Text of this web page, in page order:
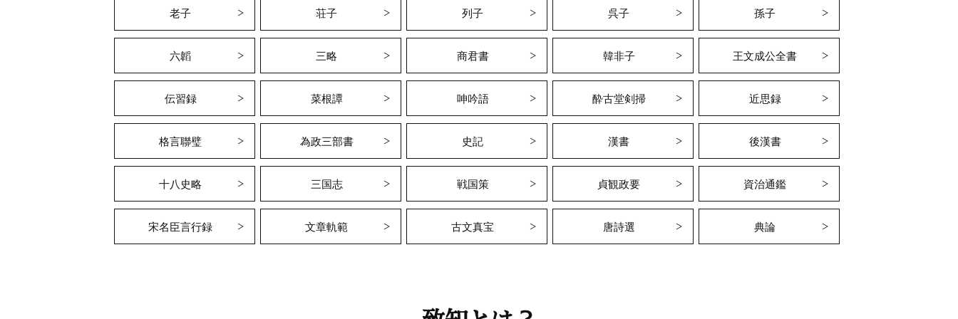
老子 荘子 列子 呉子 孫子
六韜 三略 商君書 韓非子 王文成公全書
伝習録 菜根譚 呻吟語 酔古堂剣掃 近思録
格言聯璧 為政三部書 史記 漢書 後漢書
十八史略 三国志 戦国策 貞観政要 資治通鑑
宋名臣言行録 文章軌範 古文真宝 唐詩選 典論